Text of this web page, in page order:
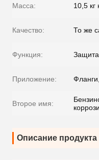
Масса: 10,5
Качество: То же
Функция: Защита
Приложение:
Второе имя:
Описание продукта